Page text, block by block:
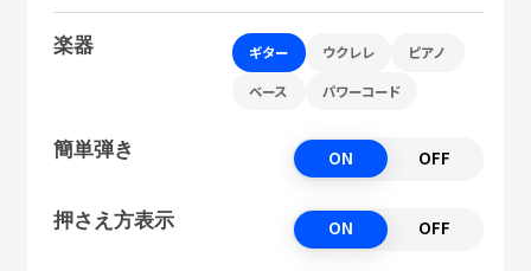
楽器 ギター ウクレレ ピアノ
ベース パワーコード
簡単弾き ON OFF
押さえ方表示 ON OFF